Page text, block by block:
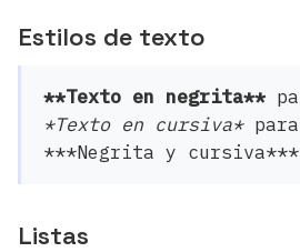
Estilos de texto
**Texto en negrita**
*Texto en cursiva*
***Negrita y cursiva***
Listas